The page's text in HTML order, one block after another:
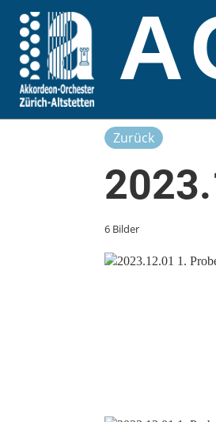
Zurück
6 Bilder